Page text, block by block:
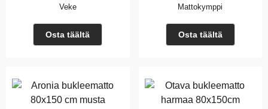
Veke
Osta täältä
Mattokymppi
Osta täältä